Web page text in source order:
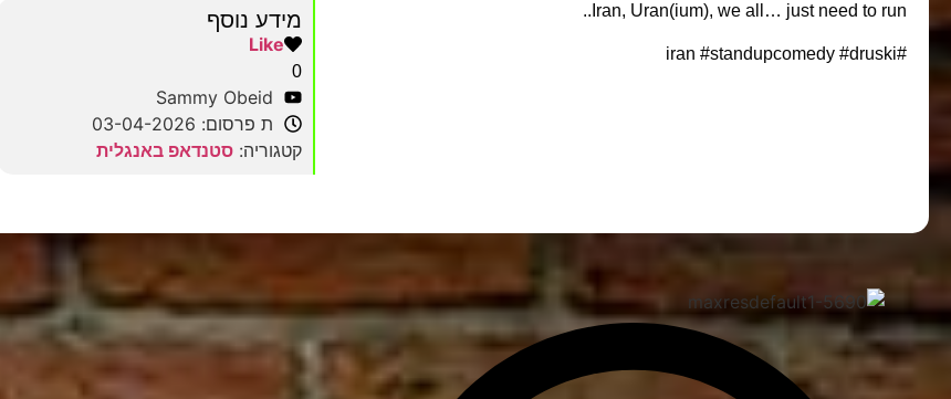
Iran, Uran(ium), we all… just need to run..
#iran #standupcomedy #druski
מידע נוסף
Like
0
Sammy Obeid
ת פרסום: 03-04-2026
קטגוריה: סטנדאפ באנגלית